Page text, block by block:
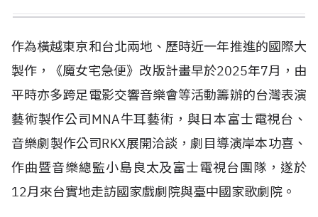
作為橫越東京和台北兩地、歷時近一年推進的國際大
製作，《魔女宅急便》改版計畫早於2025年7月，由
平時亦多跨足電影交響音樂會等活動籌辦的台灣表演
藝術製作公司MNA牛耳藝術，與日本富士電視台、
音樂劇製作公司RKX展開洽談，劇目導演岸本功喜、
作曲暨音樂總監小島良太及富士電視台團隊，遂於
12月來台實地走訪國家戲劇院與臺中國家歌劇院。